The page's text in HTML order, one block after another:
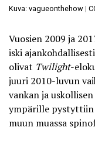
Kuva: vagueonthehow |
Vuosien 2009 ja
iski
olivat Twilight-
juuri 2010-luvun
vankan ja
ympärille pystyttiin
muun muassa